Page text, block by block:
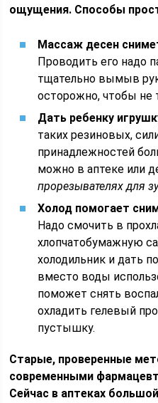
ощущения. Способы
Массаж десен
Проводить его надо
тщательно вымыв
осторожно, чтобы не
Дать ребенку
таких резиновых,
принадлежностей
можно в аптеке или
прорезывателях для
Холод помогает
Надо смочить в
хлопчатобумажную
холодильник и дать
вместо воды
поможет снять
охладить гелевый
пустышку.
Старые, проверенные
современными
Сейчас в аптеках